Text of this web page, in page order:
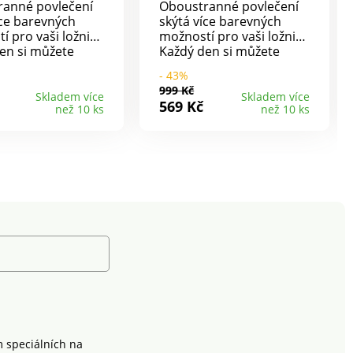
povlečení
barevných
pro vaši ložnici.
si můžete
tomu vůbec
povlečení.
Skladem více
než 10 ks
Oboustranné povlečení
skýtá více barevných
možností pro vaši ložnici.
Každý den si můžete
nebude k tomu vůbec
nutné měnit povlečení.
Krásný decentní
- 43%
999 Kč
569 Kč
Skladem více
než 10 ks
speciálních na